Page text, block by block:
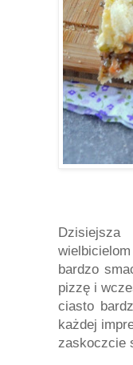
bardzo
pizzę i
ciasto
każdej
zaskoczcie